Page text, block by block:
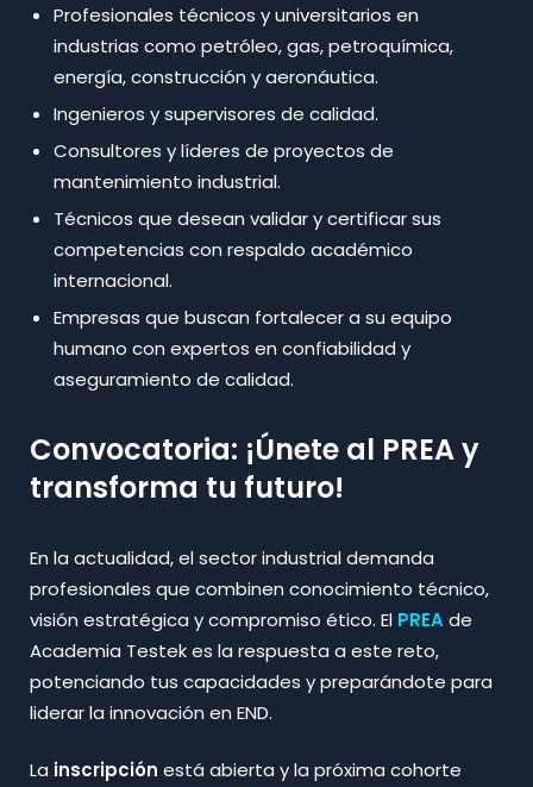
Profesionales técnicos y universitarios en
industrias como petróleo, gas, petroquímica,
energía, construcción y aeronáutica.
Ingenieros y supervisores de calidad.
Consultores y líderes de proyectos de
mantenimiento industrial.
Técnicos que desean validar y certificar sus
competencias con respaldo académico
internacional.
Empresas que buscan fortalecer a su equipo
humano con expertos en confiabilidad y
aseguramiento de calidad.​
Convocatoria: ¡Únete al PREA y
transforma tu futuro!
En la actualidad, el sector industrial demanda
profesionales que combinen conocimiento técnico,
visión estratégica y compromiso ético. El PREAde
Academia Testek es la respuesta a este reto,
potenciando tus capacidades y preparándote para
liderar la innovación en END.​
La inscripción está abierta y la próxima cohorte